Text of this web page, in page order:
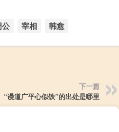
公 宰相 韩愈
下一篇
“谩道广平心似铁”的出处是哪里